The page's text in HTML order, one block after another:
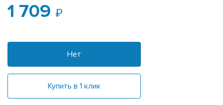
1 709
Нет
Купить в 1 клик